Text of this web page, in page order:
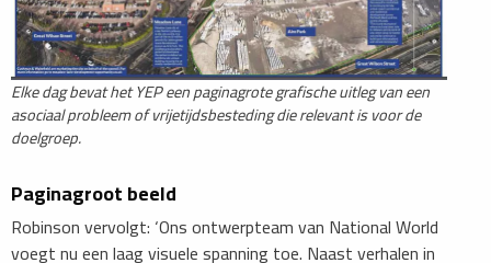
Elke dag bevat het YEP een paginagrote grafische uitleg van een
asociaal probleem of vrijetijdsbesteding die relevant is voor de
doelgroep.
Paginagroot beeld
Robinson vervolgt: ‘Ons ontwerpteam van National World
voegt nu een laag visuele spanning toe. Naast verhalen in